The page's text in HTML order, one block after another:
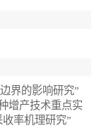
界的影响研究”
增产技术重点实
率机理研究”